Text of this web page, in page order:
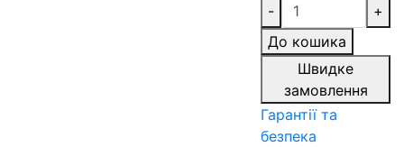
-
+
До кошика
Швидке
замовлення
Гарантії та
безпека